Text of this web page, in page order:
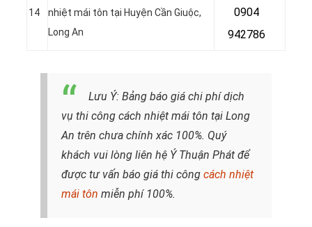
14
nhiệt mái tôn tại Huyện Cần Giuộc,
Long An
0904
942786
Lưu Ý: Bảng báo giá chi phí dịch
vụ thi công cách nhiệt mái tôn tại Long
An trên chưa chính xác 100%. Quý
khách vui lòng liên hệ Ý Thuận Phát để
được tư vấn báo giá thi công cách nhiệt
mái tôn miễn phí 100%.